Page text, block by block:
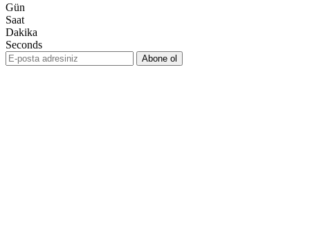
Gün
Saat
Dakika
Seconds